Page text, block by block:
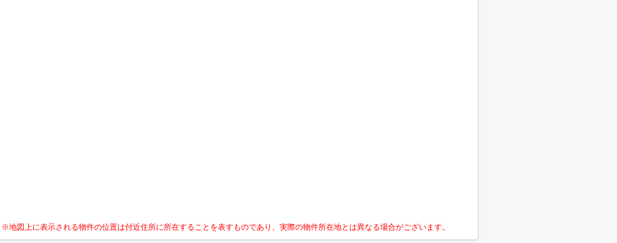
※地図上に表示される物件の位置は付近住所に所在することを表すものであり、実際の物件所在地とは異なる場合がございます。